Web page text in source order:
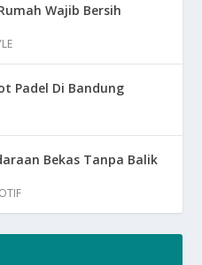
Wajib Bersih
Padel Di Bandung
Bekas Tanpa Balik